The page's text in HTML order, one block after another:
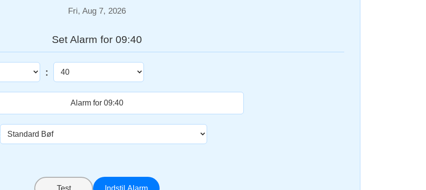
Fri, Aug 7, 2026
Set Alarm for 09:40
: